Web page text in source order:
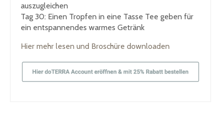
auszugleichen
Tag 30: Einen Tropfen in eine Tasse Tee geben für
ein entspannendes warmes Getränk
Hier mehr lesen und Broschüre downloaden